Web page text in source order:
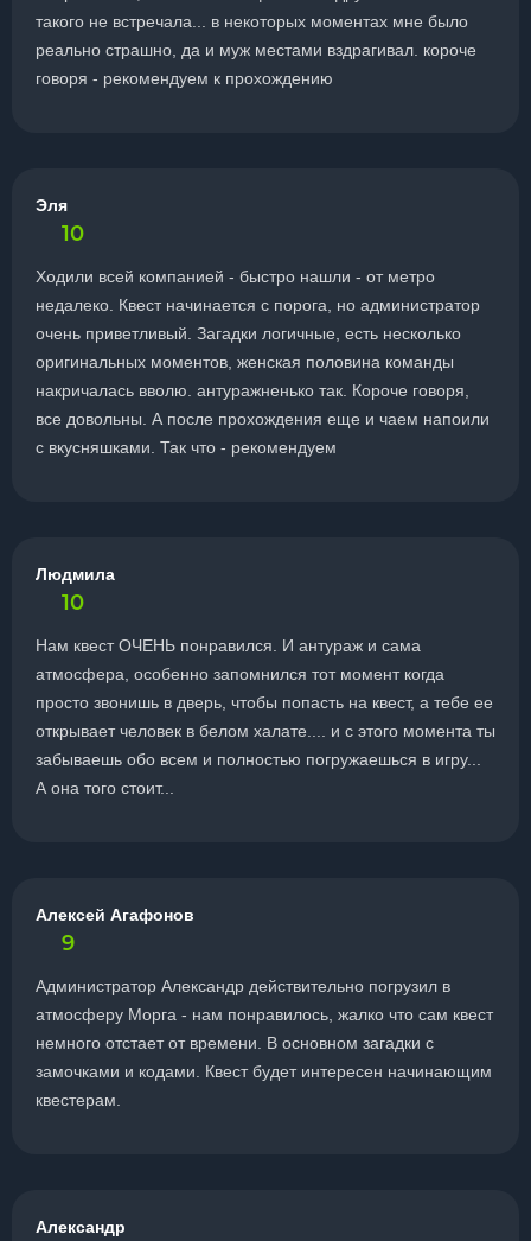
такого не встречала... в некоторых моментах мне было
реально страшно, да и муж местами вздрагивал. короче
говоря - рекомендуем к прохождению
Эля
10
Ходили всей компанией - быстро нашли - от метро
недалеко. Квест начинается с порога, но администратор
очень приветливый. Загадки логичные, есть несколько
оригинальных моментов, женская половина команды
накричалась вволю. антуражненько так. Короче говоря,
все довольны. А после прохождения еще и чаем напоили
с вкусняшками. Так что - рекомендуем
Людмила
10
Нам квест ОЧЕНЬ понравился. И антураж и сама
атмосфера, особенно запомнился тот момент когда
просто звонишь в дверь, чтобы попасть на квест, а тебе ее
открывает человек в белом халате.... и с этого момента ты
забываешь обо всем и полностью погружаешься в игру...
А она того стоит...
Алексей Агафонов
9
Администратор Александр действительно погрузил в
атмосферу Морга - нам понравилось, жалко что сам квест
немного отстает от времени. В основном загадки с
замочками и кодами. Квест будет интересен начинающим
квестерам.
Александр